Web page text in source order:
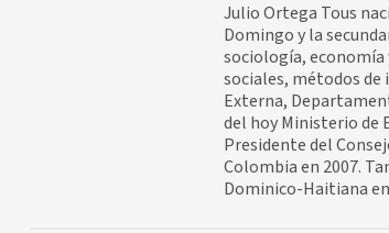
Julio Ortega Tous
Domingo y la
sociología, economía
sociales, métodos de
Externa,
del hoy Ministerio de
Presidente del
Colombia en 2007.
Dominico-Haitiana